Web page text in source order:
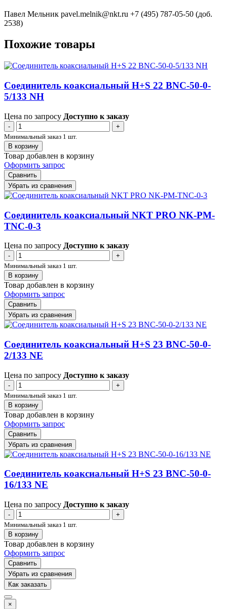
Павел Мельник pavel.melnik@nkt.ru +7 (495) 787-05-50 (доб.
2538)
Похожие товары
Соединитель коаксиальный H+S 22 BNC-50-0-
5/133 NH
Цена по запросу Доступно к заказу
-
+
Минимальный заказ 1 шт.
В корзину
Товар добавлен в корзину
Оформить запрос
Сравнить
Убрать из сравнения
Соединитель коаксиальный NKT PRO NK-PM-
TNC-0-3
Цена по запросу Доступно к заказу
-
+
Минимальный заказ 1 шт.
В корзину
Товар добавлен в корзину
Оформить запрос
Сравнить
Убрать из сравнения
Соединитель коаксиальный H+S 23 BNC-50-0-
2/133 NE
Цена по запросу Доступно к заказу
-
+
Минимальный заказ 1 шт.
В корзину
Товар добавлен в корзину
Оформить запрос
Сравнить
Убрать из сравнения
Соединитель коаксиальный H+S 23 BNC-50-0-
16/133 NE
Цена по запросу Доступно к заказу
-
+
Минимальный заказ 1 шт.
В корзину
Товар добавлен в корзину
Оформить запрос
Сравнить
Убрать из сравнения
Как заказать
×